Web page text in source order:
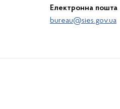
Електронна пошта
bureau@sies.gov.ua